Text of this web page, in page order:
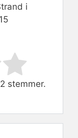
i
stemmer.